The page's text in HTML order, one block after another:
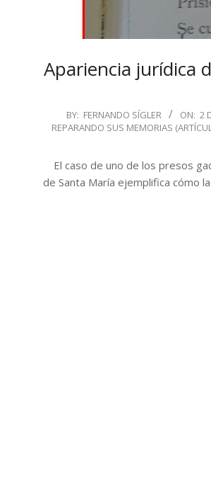
Apariencia jurídica
2022-
01-
BY: FERNANDO SÍGLER ON: 2
REPARANDO SUS MEMORIAS
El caso de uno de los presos
de Santa María ejemplifica cómo